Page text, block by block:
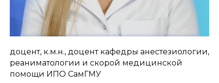
доцент, к.м.н., доцент кафедры анестезиологии,
реаниматологии и скорой медицинской
помощи ИПО СамГМУ